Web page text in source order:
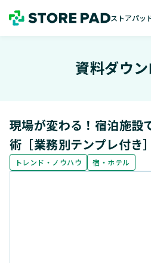
資料ダウ
現場が変わる！宿泊施設
術［業務別テンプレ付き］
トレンド・ノウハウ 宿・ホテル
ストアパッ
ストアパッ